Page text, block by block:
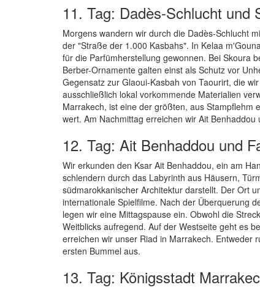
11. Tag: Dadès-Schlucht und
Morgens wandern wir durch die Dadès-Schlucht
der "Straße der 1.000 Kasbahs". In Kelaa
für die Parfümherstellung gewonnen. Bei Skoura
Berber-Ornamente galten einst als Schutz vor
Gegensatz zur Glaoui-Kasbah von Taourirt, die
ausschließlich lokal vorkommende Materialien
Marrakech, ist eine der größten, aus Stampflehm
wert. Am Nachmittag erreichen wir Ait
12. Tag: Ait Benhaddou und
Wir erkunden den Ksar Ait Benhaddou, ein am
schlendern durch das Labyrinth aus Häusern,
südmarokkanischer Architektur darstellt. Der Ort
internationale Spielfilme. Nach der Überquerung
legen wir eine Mittagspause ein. Obwohl die
Weitblicks aufregend. Auf der Westseite geht es
erreichen wir unser Riad in Marrakech. Entweder
ersten Bummel aus.
13. Tag: Königsstadt